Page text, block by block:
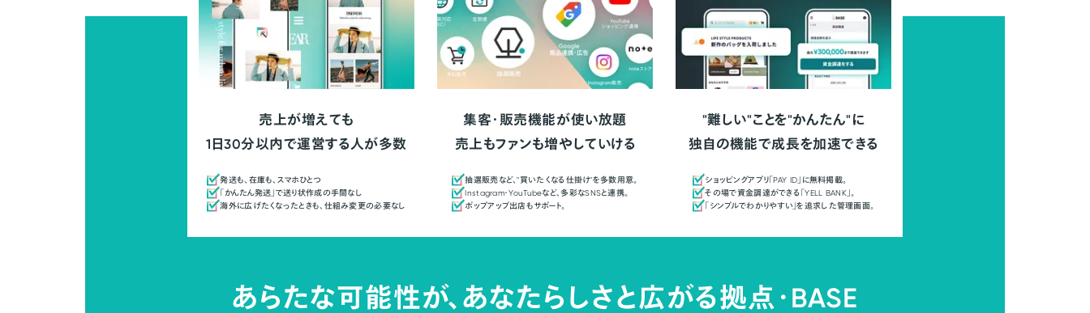
売上が増えても
1日30分以内で運営する人が多数
発送も、在庫も、スマホひとつ
「かんたん発送」で送り状作成の手間なし
海外に広げたくなったときも、仕組み変更の必要なし
集客・販売機能が使い放題
売上もファンも増やしていける
抽選販売など、"買いたくなる仕掛け"を多数用意。
Instagram・YouTubeなど、多彩なSNSと連携。
ポップアップ出店もサポート。
"難しい"ことを"かんたん"に
独自の機能で成長を加速できる
ショッピングアプリ「PAY ID」に無料掲載。
その場で資金調達ができる「YELL BANK」。
「シンプルでわかりやすい」を追求した管理画面。
あらたな可能性が、あなたらしさと広がる拠点・BASE